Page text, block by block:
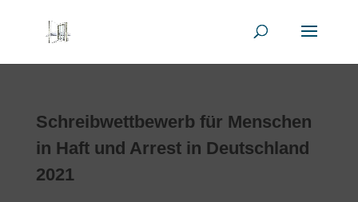
Schreibwettbewerb für Menschen
in Haft und Arrest in Deutschland
2021